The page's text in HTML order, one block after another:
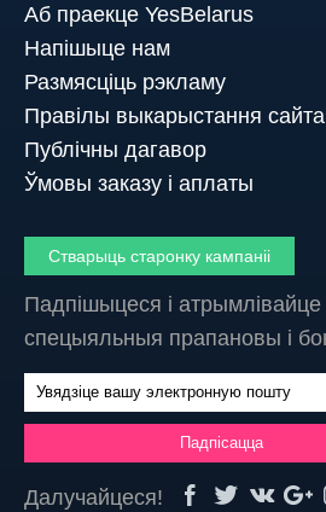
Аб праекце YesBelarus
Напішыце нам
Размясціць рэкламу
Правілы выкарыстання сайта
Публічны дагавор
Ўмовы заказу і аплаты
Стварыць старонку кампаніі
Падпішыцеся і
спецыяльныя прапановы і
Далучайцеся!